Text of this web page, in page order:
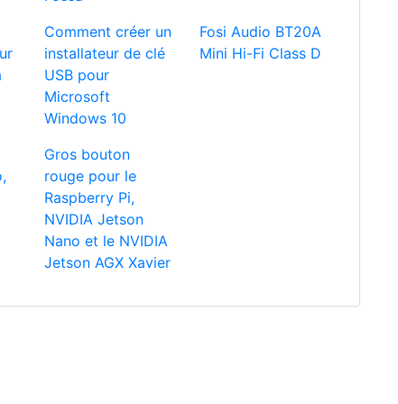
Comment créer un
installateur de clé
USB pour
Microsoft
Windows 10
Fosi Audio BT20A
Mini Hi-Fi Class D
Gros bouton
rouge pour le
Raspberry Pi,
NVIDIA Jetson
Nano et le NVIDIA
Jetson AGX Xavier